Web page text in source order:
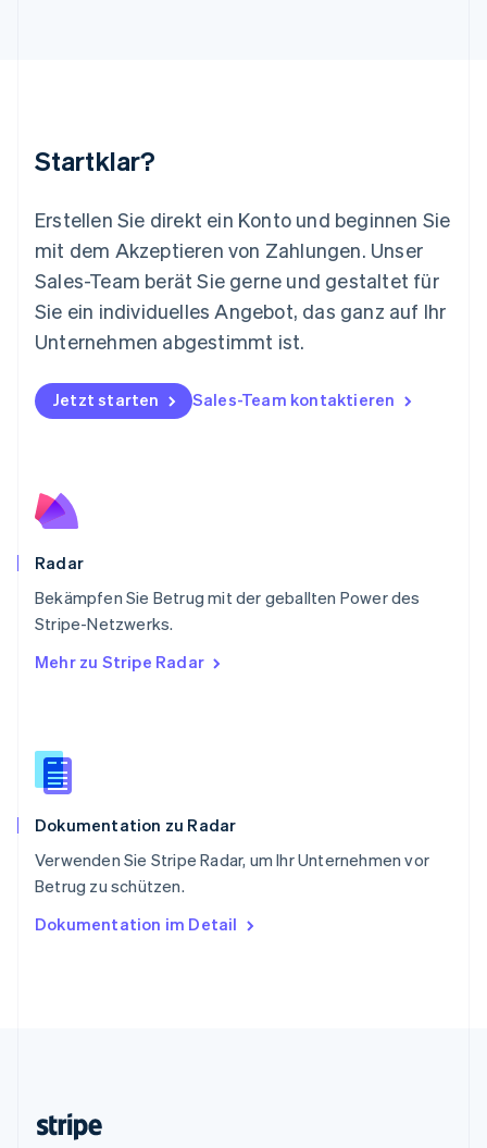
Startklar?
Erstellen Sie direkt ein Konto und beginnen Sie
mit dem Akzeptieren von Zahlungen. Unser
Sales-Team berät Sie gerne und gestaltet für
Sie ein individuelles Angebot, das ganz auf Ihr
Unternehmen abgestimmt ist.
Jetzt starten Sales-Team kontaktieren
Radar
Bekämpfen Sie Betrug mit der geballten Power des
Stripe-Netzwerks.
Mehr zu Stripe Radar
Dokumentation zu Radar
Verwenden Sie Stripe Radar, um Ihr Unternehmen vor
Betrug zu schützen.
Dokumentation im Detail
Español English
Niederlande
NederlandsEnglish
English
Österreich
Deutsch
Polen
Portugal
PortuguêsEnglish
Svenska
Schweiz
Singapur
English简体中文
Slowakei
Slowenien
English
Spanien
Thailand
Tschechische Republik
English
English